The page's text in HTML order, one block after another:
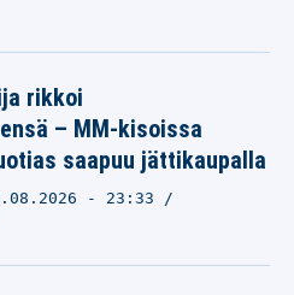
rikkoi
– MM-kisoissa
saapuu jättikaupalla
- 23:33